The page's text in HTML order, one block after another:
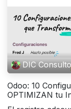
DIC
Odoo: 10
OPTIMIZAN tu